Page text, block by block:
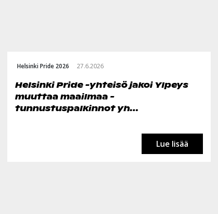
Helsinki Pride 2026 27.6.2026
Helsinki Pride -yhteisö jakoi Ylpeys
muuttaa maailmaa -
tunnustuspalkinnot yh...
Lue lisää